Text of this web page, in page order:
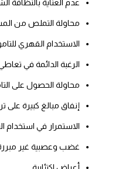
عدم العناية بالنظافة
محاولة التملص من
الاستخدام القهري
الرغبة الدائمة في
محاولة الحصول على
إنفاق مبالغ كبيرة على
الاستمرار في استخدام
غضب وعصبية غير
أعراض اكتئابية.